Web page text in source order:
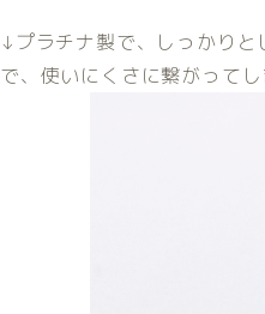
↓プラチナ製で、しっかり
で、使いにくさに繋がってし